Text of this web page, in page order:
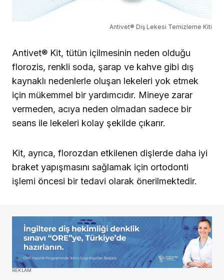
Antivet® Diş Lekesi Temizleme Kiti
Antivet® Kit, tütün içilmesinin neden olduğu
florozis, renkli soda, şarap ve kahve gibi dış
kaynaklı nedenlerle oluşan lekeleri yok etmek
için mükemmel bir yardımcıdır. Mineye zarar
vermeden, acıya neden olmadan sadece bir
seans ile lekeleri kolay şekilde çıkarır.
Kit, ayrıca, florozdan etkilenen dişlerde daha iyi
braket yapışmasını sağlamak için ortodonti
işlemi öncesi bir tedavi olarak önerilmektedir.
REKLAM